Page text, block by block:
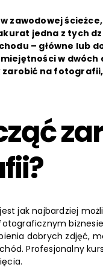
zawodowej
jedna z tych
– główne lub
w
zarobić na
jak najbardziej
dobrych zdjęć,
Profesjonalny